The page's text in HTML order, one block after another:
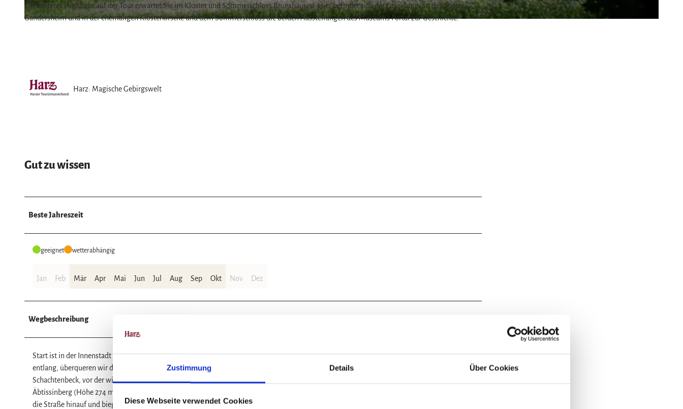
Zustimmung Details Über Cookies
Diese Webseite verwendet Cookies
Ein weiteres Highlight auf der Tour erwartet Sie im Kloster und Sommerschloss Brunshausen. Hier befindet sich der Gründungsort des Stiftes
Gandersheim und in der ehemaligen Klosterkirsche und dem Sommerschloss die beiden Ausstellungen des Museums Portal zur Geschichte.
Harz: Magische Gebirgswelt
Gut zu wissen
Beste Jahreszeit
geeignet wetterabhängig
Jan Feb Mär Apr Mai Jun Jul Aug Sep Okt Nov Dez
Wegbeschreibung
Start ist in der Innenstadt vor der Stiftskirche, dem Wahrzeichen Bad Gandersheims. Stadtauswärts in östlicher Richtung die Bismarckstraße
entlang, überqueren wir die Ampelkreuzung und biegen nach ca. 200 m rechts nach Wrescherode ab. Auf der Straße geht es bis zur Domäne
Schachtenbeck, vor der wir rechts abbiegen. Die Straße, die in einen Feldweg übergeht, bis zum Wald und dann nach links. Es geht nun am
Äbtissinberg (Höhe 274 m) am Waldrand entlang und nach 1,2 km links ab. Von dort kommen wir auf die Landstraße nach Ellierode. Wir fahren
die Straße hinauf und biegen dann links nach Harriehausen ab. Unter der Bahnstrecke durch bis zur Hauptstraße fahren, dann rechts und nach